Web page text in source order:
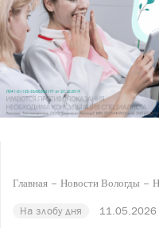
Главная Новости Вологды
На злобу дня 11.05.2026